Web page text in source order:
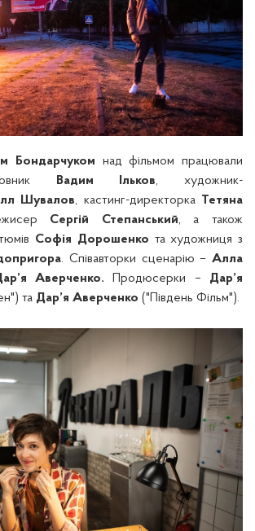
Бондарчуком над фільмом працювали
Вадим Ільков, художник-
Шувалов, кастинг-директорка Тетяна
Сергій Степанський, а також
Софія Дорошенко та художниця з
. Співавторки сценарію –Алла
Аверченко. Продюсерки – Дар’я
та Дар’я Аверченко ("Південь Фільм").